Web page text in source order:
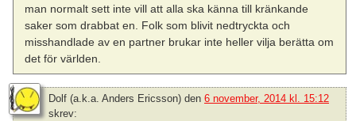
man normalt sett inte vill att alla ska känna till kränkande
saker som drabbat en. Folk som blivit nedtryckta och
misshandlade av en partner brukar inte heller vilja berätta om
det för världen.
Dolf (a.k.a. Anders Ericsson) den 6 november, 2014 kl. 15:12
skrev: